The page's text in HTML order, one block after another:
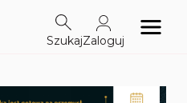
SzukajZaloguj